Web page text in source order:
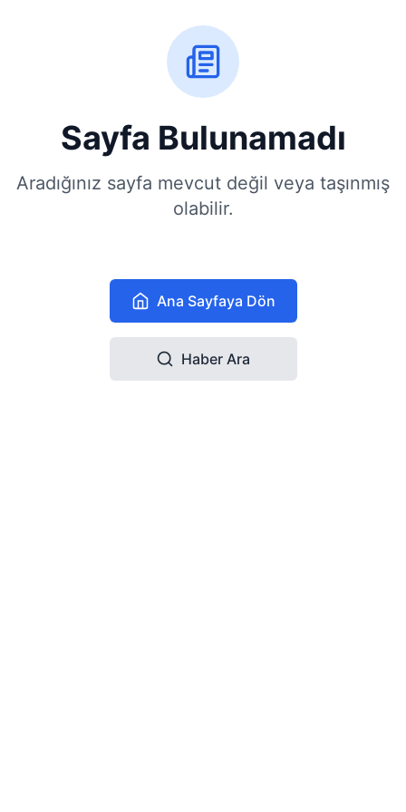
Sayfa Bulunamadı
Aradığınız sayfa mevcut değil veya taşınmış
olabilir.
Ana Sayfaya Dön
Haber Ara